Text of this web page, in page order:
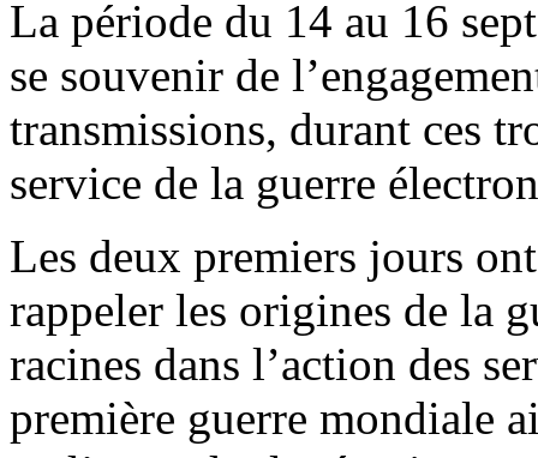
La période du 14 au 16
se souvenir de
transmissions, durant ces
service de la guerre
Les deux premiers jours
rappeler les origines de la
racines dans l’action des
première guerre mondiale